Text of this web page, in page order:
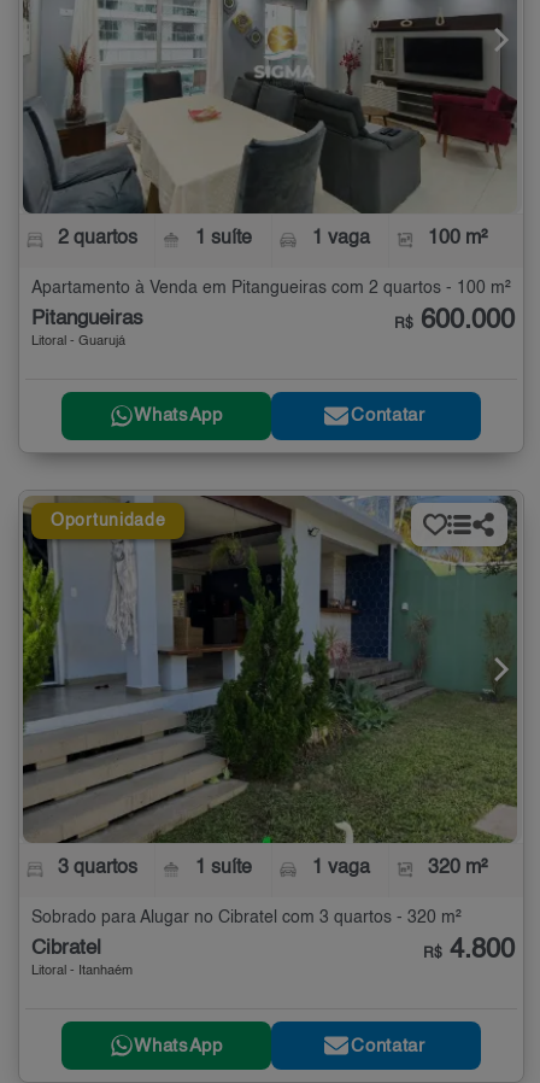
2 quartos 1 suíte 1 vaga 100 m²
Apartamento à Venda em Pitangueiras com 2 quartos - 100 m²
Pitangueiras
Litoral - Guarujá
R$ 600.000
WhatsApp Contatar
Oportunidade
3 quartos 1 suíte 1 vaga 320 m²
Sobrado para Alugar no Cibratel com 3 quartos - 320 m²
Cibratel
Litoral - Itanhaém
R$ 4.800
WhatsApp Contatar